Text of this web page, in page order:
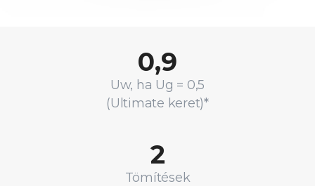
0,9
Uw, ha Ug = 0,5
(Ultimate keret)*
2
Tömítések